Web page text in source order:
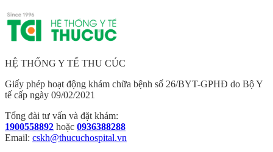
HỆ THỐNG Y TẾ THU CÚC
Giấy phép hoạt động khám chữa bệnh số 26/BYT-GPHĐ do Bộ Y
tế cấp ngày 09/02/2021
Tổng đài tư vấn và đặt khám:
1900558892 hoặc 0936388288
Email: cskh@thucuchospital.vn